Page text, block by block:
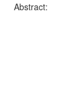
Abstract: